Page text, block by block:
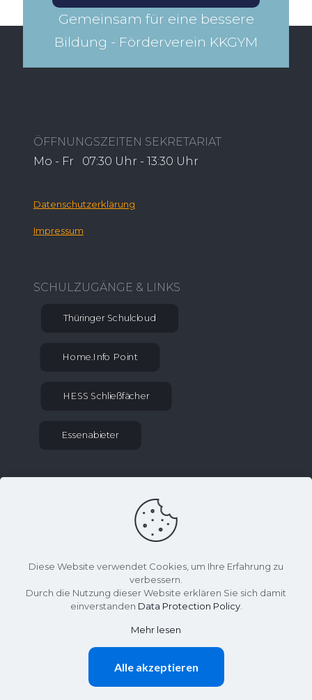
Gemeinsam für eine bessere
Bildung - Förderverein KKGYM​
ÖFFNUNGSZEITEN SEKRETARIAT
Mo - Fr 07:30 Uhr - 13:30 Uhr
Datenschutzerklärung
Impressum
SCHULZUGÄNGE & LINKS
Thüringer Schulcloud
Home.Info Point
HESS Schließfächer
Essenabieter
sekretariat at gym-kaethe-kollwitz.schulen-
Effelder Weg 2, 99976 Lengenfeld unterm
Stein
Käthe-Kollwitz-Gymnasium
Diese Website verwendet Cookies, um Ihre Erfahrung zu
verbessern.
Durch die Nutzung dieser Website erklären Sie sich damit
einverstanden Data Protection Policy.
Mehr lesen
Alle akzeptieren